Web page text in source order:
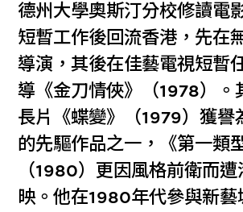
德州大學奧斯汀分校修讀電
短暫工作後回流香港，先在
導演，其後在佳藝電視短暫
導《金刀情俠》（1978）。
長片《蝶變》（1979）獲譽
的先驅作品之一，《第一類
（1980）更因風格前衛而
映。他在1980年代參與新藝